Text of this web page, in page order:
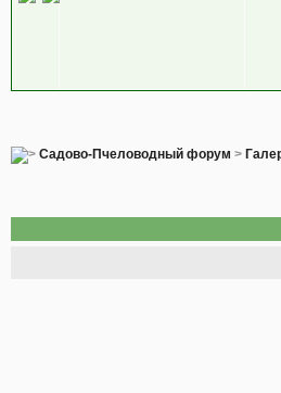
Садово-Пчеловодный форум >